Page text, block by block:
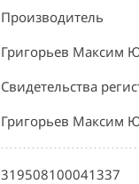
Производитель
Григорьев Максим
Свидетельства
Григорьев Максим
319508100041337